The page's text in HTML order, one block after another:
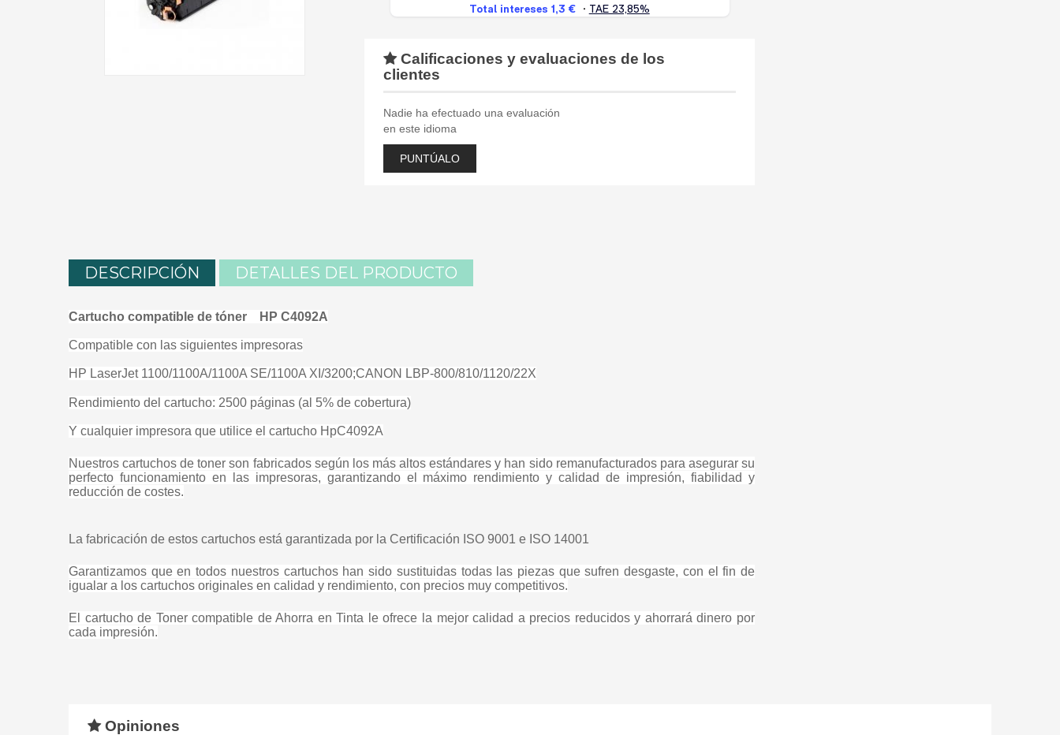
Calificaciones y evaluaciones de los
clientes
Nadie ha efectuado una evaluación
en este idioma
PUNTÚALO
DESCRIPCIÓN DETALLES DEL PRODUCTO
Cartucho compatible de tóner HP C4092A
Compatible con las siguientes impresoras
HP LaserJet 1100/1100A/1100A SE/1100A XI/3200;CANON LBP-800/810/1120/22X
Rendimiento del cartucho: 2500 páginas (al 5% de cobertura)
Y cualquier impresora que utilice el cartucho HpC4092A
Nuestros cartuchos de toner son fabricados según los más altos estándares y han sido remanufacturados para asegurar su
perfecto funcionamiento en las impresoras, garantizando el máximo rendimiento y calidad de impresión, fiabilidad y
reducción de costes.
La fabricación de estos cartuchos está garantizada por la Certificación ISO 9001 e ISO 14001
Garantizamos que en todos nuestros cartuchos han sido sustituidas todas las piezas que sufren desgaste, con el fin de
igualar a los cartuchos originales en calidad y rendimiento, con precios muy competitivos.
El cartucho de Toner compatible de Ahorra en Tinta le ofrece la mejor calidad a precios reducidos y ahorrará dinero por
cada impresión.
Opiniones